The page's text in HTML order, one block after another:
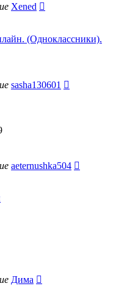
Xened
(Одноклассники).
sasha130601
aeternushka504
Дима